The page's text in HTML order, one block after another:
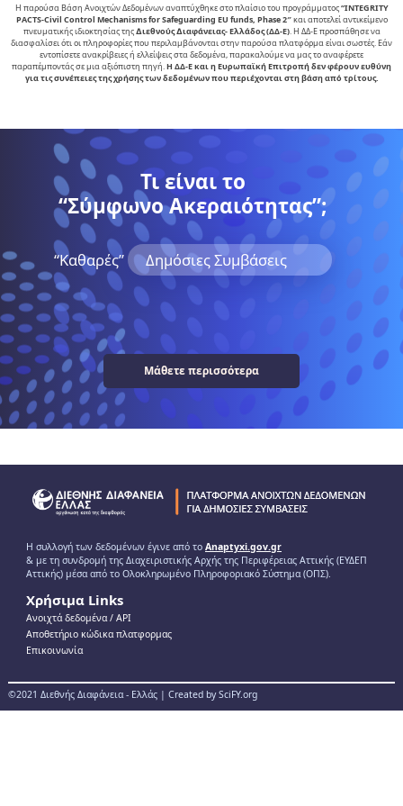
Η παρούσα Βάση Ανοιχτών Δεδομένων αναπτύχθηκε στο πλαίσιο του προγράμματος“INTEGRITY
PACTS-Civil Control Mechanisms for Safeguarding EU funds, Phase 2″και αποτελεί αντικείµενο
πνευµατικής ιδιοκτησίας της∆ιεθνούς ∆ιαφάνειας- Ελλάδος (ΔΔ-Ε). Η ΔΔ-Ε προσπάθησε να
διασφαλίσει ότι οι πληροφορίες που περιλαμβάνονται στην παρούσα πλατφόρμα είναι σωστές. Εάν
εντοπίσετε ανακρίβειες ή ελλείψεις στα δεδομένα, παρακαλούμε να μας το αναφέρετε
παραπέμποντάς σε μια αξιόπιστη πηγή.Η ΔΔ-Ε και η Ευρωπαϊκή Επιτροπή δεν φέρουν ευθύνη
για τις συνέπειες της χρήσης των δεδομένων που περιέχονται στη βάση από τρίτους.
Τι είναι το
“Σύμφωνο Ακεραιότητας”;
“Kαθαρές” Δημόσιες Συμβάσεις
Μάθετε περισσότερα
Η συλλογή των δεδομένων έγινε από το Anaptyxi.gov.gr
& με τη συνδρομή της Διαχειριστικής Αρχής της Περιφέρειας Αττικής (ΕΥΔΕΠ
Αττικής) μέσα από το Ολοκληρωμένο Πληροφοριακό Σύστημα (ΟΠΣ).
Χρήσιμα Links
Ανοιχτά δεδομένα / ΑPI
Αποθετήριο κώδικα πλατφορμας
Επικοινωνία
©2021 Διεθνής Διαφάνεια - Ελλάς | Created by SciFY.org